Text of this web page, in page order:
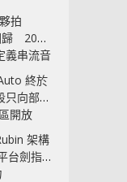
拍
歸 2027
義串流音
終於
向部分
開放
架構
台劍指